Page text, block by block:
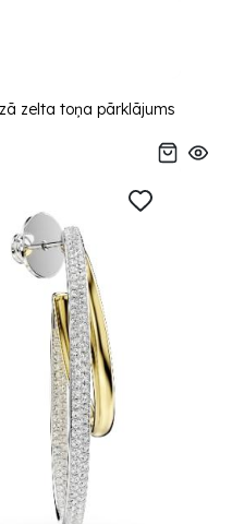
zelta toņa pārklājums